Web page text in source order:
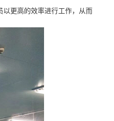
更高的效率进行工作，从而